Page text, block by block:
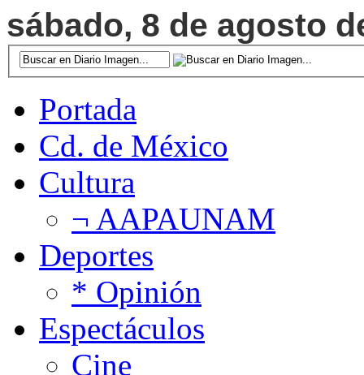
sábado, 8 de agosto
Portada
Cd. de México
Cultura
¬ AAPAUNAM
Deportes
* Opinión
Espectáculos
Cine